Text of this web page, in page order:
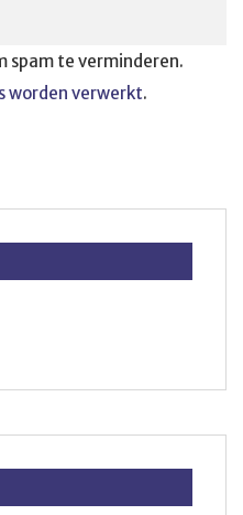
spam te verminderen.
worden verwerkt.